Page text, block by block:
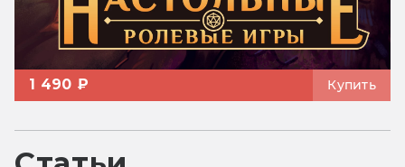
1 490 ₽ Купить